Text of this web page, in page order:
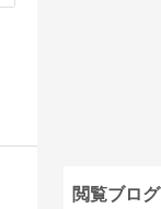
閲覧ブログ